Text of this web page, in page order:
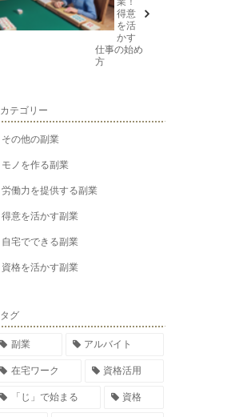
得意
を活
かす
仕事の始め
方
カテゴリー
その他の副業
モノを作る副業
労働力を提供する副業
得意を活かす副業
自宅でできる副業
資格を活かす副業
タグ
副業 アルバイト
在宅ワーク 資格活用
「じ」で始まる 資格